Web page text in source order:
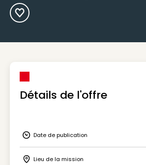
Ajouter aux Favoris
Détails de l'offre
Icon Date de publication
Date de publication
Lieu de la mission